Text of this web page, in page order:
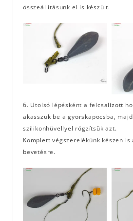
összeállításunk el is készült.
6. Utolsó lépésként a felcsalizott
akasszuk be a gyorskapocsba,
szilikonhüvellyel rögzítsük azt.
Komplett végszerelékünk készen is
bevetésre.